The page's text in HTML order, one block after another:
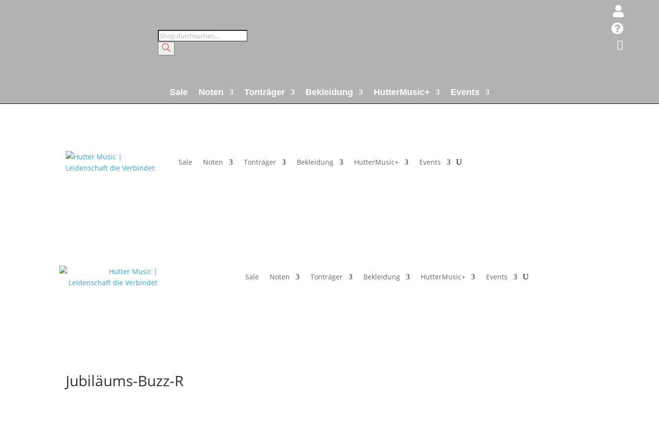
Products
search



Sale Noten Tonträger Bekleidung HutterMusic+ Events
Sale Noten Tonträger Bekleidung HutterMusic+ Events
Sale Noten Tonträger Bekleidung HutterMusic+ Events
Jubiläums-Buzz-R